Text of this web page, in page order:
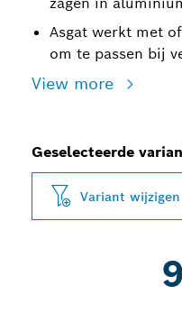
Asgat werkt met
om te passen bij
View more
Geselecteerde
Variant wijzigen